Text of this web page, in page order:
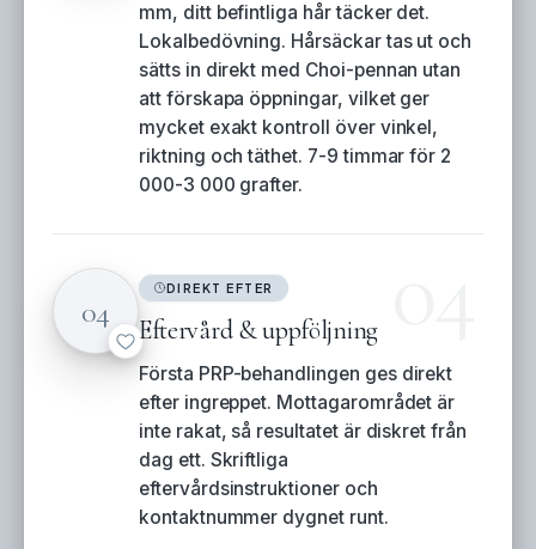
mm, ditt befintliga hår täcker det.
Lokalbedövning. Hårsäckar tas ut och
sätts in direkt med Choi-pennan utan
att förskapa öppningar, vilket ger
mycket exakt kontroll över vinkel,
riktning och täthet. 7-9 timmar för 2
000-3 000 grafter.
04
DIREKT EFTER
Eftervård & uppföljning
Första PRP-behandlingen ges direkt
efter ingreppet. Mottagarområdet är
inte rakat, så resultatet är diskret från
dag ett. Skriftliga
eftervårdsinstruktioner och
kontaktnummer dygnet runt.